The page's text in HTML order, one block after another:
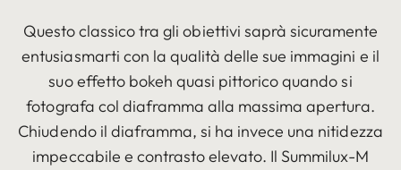
Questo classico tra gli obiettivi saprà sicuramente
entusiasmarti con la qualità delle sue immagini e il
suo effetto bokeh quasi pittorico quando si
fotografa col diaframma alla massima apertura.
Chiudendo il diaframma, si ha invece una nitidezza
impeccabile e contrasto elevato. Il Summilux-M